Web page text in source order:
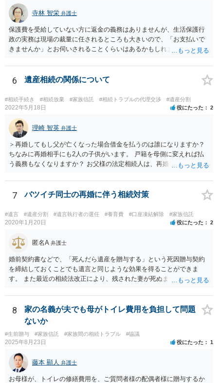
寺林 智栄 弁護士
保護費を受給していない方に返金の義務はありませんが、生活保護行
政の実務は現場の裁量に任されるところも大きいので、「お支払いで
きませんか」とお伺いされることくらいはあるかもしれません。 通報
考えてご判断いただくのが良いと思います。
6 遺産相続の関係について
#相続手続き #相続放棄 #家族信託 #相続トラブルの代理交渉 #遺産分割
2022年5月18日 役にたった 2
理崎 智英 弁護士
＞再婚してもし父が亡くなった場合借金を払うのは誰になりますか？
ちなみに再婚相手にも2人の子供がいます。 戸籍を母側に変えれば払
う義務もなくなりますか？ お父様の法定相続人は、再婚相手とご相談
戸籍がどこにあるのかは関係ありません。 ただし、お父様が亡くなっ
たことを知ってから３か月以内に家庭裁判所にて「相続放棄」の手続
7 バツイチ同士の再婚に伴う相続対策
#遺言 #遺産分割 #遺言執行者の選任 #養育費 #口座凍結解除 #家族信託
2020年1月20日 役にたった 2
匿名A 弁護士
婚前契約書などで、「死んだら遺産を贈与する」という死因贈与契約
を締結しておくことでも遺言と同じような効果を得ることができま
す。 また最近の相続法改正により、残された妻が死ぬまで家に住み続
で、その制度を活用する方法も考えられます。 もし契約書の作成まで
視野に入れておられる場合は、お近くの弁護士、できれば相続に強い
弁護士にご相談なさるとよいでしょう。
8
家の名義が夫でも母がトイレ費用を負担して問題
ないか
#生前贈与 #家族信託 #家族間の相続トラブル #協議
2025年8月23日 役にたった 1
藤本 顯人 弁護士
お母様が、トイレの修繕費用を、ご質問者様の配偶者様に贈与するか